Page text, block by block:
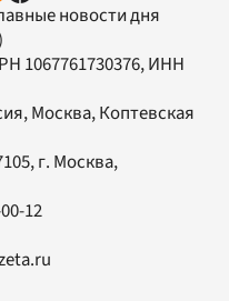
новости дня
1067761730376, ИНН
Москва, Коптевская
, г. Москва,
12